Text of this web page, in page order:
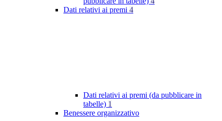
Dati relativi ai premi 4
Dati relativi ai premi (da pubblicare in
tabelle) 1
Benessere organizzativo